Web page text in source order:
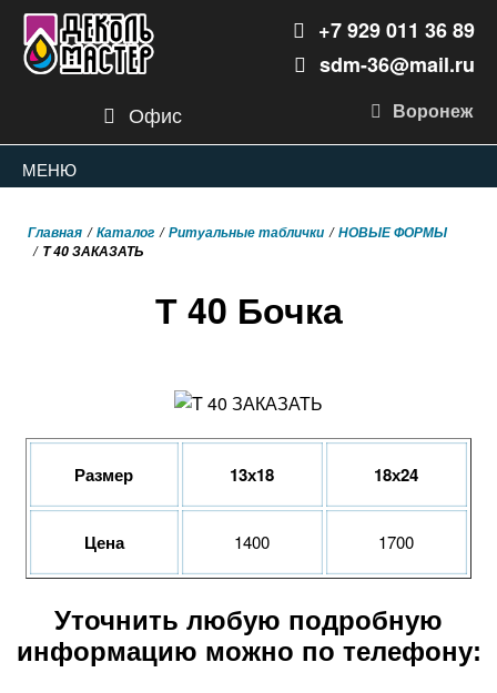
Воронеж
Офис
+7 929 011 36 89
sdm-36@mail.ru
МЕНЮ
Главная Каталог Ритуальные таблички
НОВЫЕ ФОРМЫ
T 40 ЗАКАЗАТЬ
Т 40 Бочка
Размер 13х18 18х24
Цена 1400 1700
Уточнить любую подробную
информацию можно по телефону: